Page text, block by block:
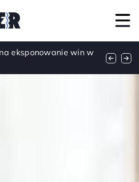
używania olejków
eksponowanie win w
garderobę na każdą